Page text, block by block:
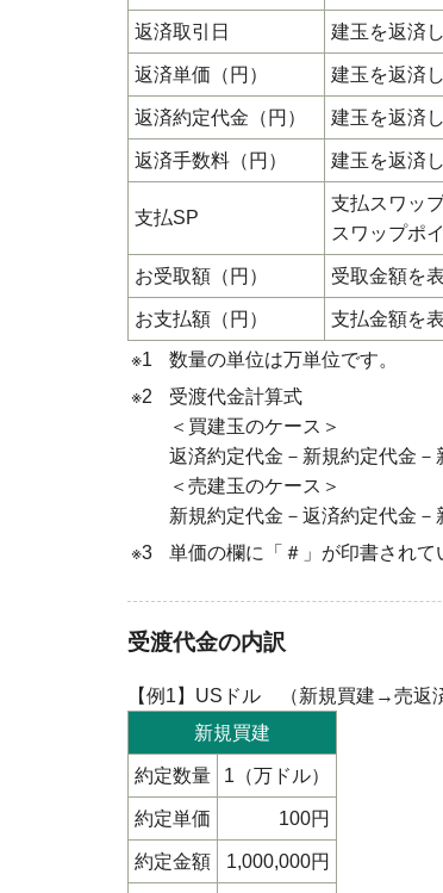
返済取引日 建玉を返済
返済単価（円） 建玉を返済
返済約定代金（円） 建玉を返済
返済手数料（円） 建玉を返済
支払SP
支払スワッ
スワップポ
お受取額（円） 受取金額を
お支払額（円）
支払金額を
※1
数量の単位は万単位です。
※2
受渡代金計算式
＜買建玉のケース＞
返済約定代金－新規約定代金
＜売建玉のケース＞
新規約定代金－返済約定代金
※3
単価の欄に「＃」が印書されて
受渡代金の内訳
【例1】USドル （新規買建→売返
新規買建
約定数量 1（万ドル）
約定単価 100円
約定金額 1,000,000円